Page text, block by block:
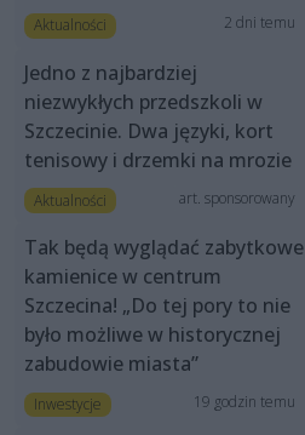
Aktualności 2 dni temu
Jedno z najbardziej
niezwykłych przedszkoli w
Szczecinie. Dwa języki, kort
tenisowy i drzemki na mrozie
Aktualności art. sponsorowany
Tak będą wyglądać zabytkowe
kamienice w centrum
Szczecina! „Do tej pory to nie
było możliwe w historycznej
zabudowie miasta”
Inwestycje 19 godzin temu